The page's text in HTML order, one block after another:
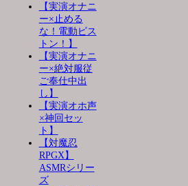
【実演オナニ
ー×止める
な！電動ピス
トン！】
【実演オナニ
ー×絶対服従
ご奉仕中出
し】
【実演オホ声
×神回セッ
ト】
【対魔忍
RPGX】
ASMRシリー
ズ